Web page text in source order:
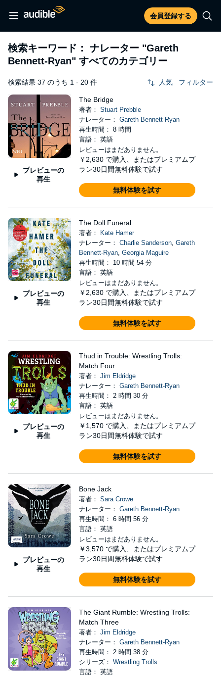
会員登録する
検索キーワード： ナレーター "Gareth
Bennett-Ryan" すべてのカテゴリー
検索結果 37 のうち 1 - 20 件 人気 フィルター
プレビューの
再生
The Bridge
著者： Stuart Prebble
ナレーター： Gareth Bennett-Ryan
再生時間： 8 時間
言語： 英語
レビューはまだありません。
￥2,630 で購入、またはプレミアムプ
ラン30日間無料体験で試す
無料体験を試す
プレビューの
再生
The Doll Funeral
著者：
Kate Hamer
ナレーター： Charlie Sanderson, Gareth
Bennett-Ryan, Georgia Maguire
再生時間： 10 時間 54 分
言語： 英語
レビューはまだありません。
￥2,630 で購入、またはプレミアムプ
ラン30日間無料体験で試す
無料体験を試す
プレビューの
再生
Thud in Trouble: Wrestling Trolls:
Match Four
著者： Jim Eldridge
ナレーター： Gareth Bennett-Ryan
再生時間： 2 時間 30 分
言語： 英語
レビューはまだありません。
￥1,570 で購入、またはプレミアムプ
ラン30日間無料体験で試す
無料体験を試す
プレビューの
再生
Bone Jack
著者： Sara Crowe
ナレーター： Gareth Bennett-Ryan
再生時間： 6 時間 56 分
言語： 英語
レビューはまだありません。
￥3,570 で購入、またはプレミアムプ
ラン30日間無料体験で試す
無料体験を試す
The Giant Rumble: Wrestling Trolls:
Match Three
著者： Jim Eldridge
ナレーター： Gareth Bennett-Ryan
再生時間： 2 時間 38 分
シリーズ： Wrestling Trolls
言語： 英語